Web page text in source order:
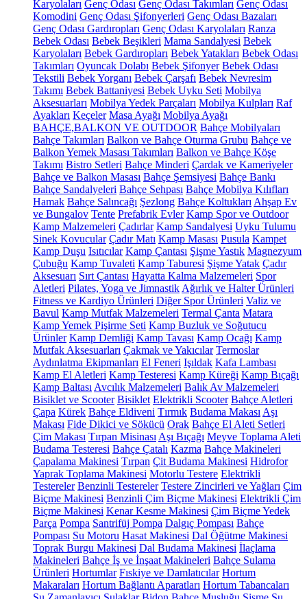
Karyolaları Genç Odası Genç Odası Takımları Genç Odası
Komodini Genç Odası Şifonyerleri Genç Odası Bazaları
Genç Odası Gardıropları Genç Odası Karyolaları Ranza
Bebek Odası Bebek Beşikleri Mama Sandalyesi Bebek
Karyolaları Bebek Gardıropları Bebek Yatakları Bebek Odası
Takımları Oyuncak Dolabı Bebek Şifonyer Bebek Odası
Tekstili Bebek Yorganı Bebek Çarşafı Bebek Nevresim
Takımı Bebek Battaniyesi Bebek Uyku Seti Mobilya
Aksesuarları Mobilya Yedek Parçaları Mobilya Kulpları Raf
Ayakları Keçeler Masa Ayağı Mobilya Ayağı
BAHÇE,BALKON VE OUTDOOR Bahçe Mobilyaları
Bahçe Takımları Balkon ve Bahçe Oturma Grubu Bahçe ve
Balkon Yemek Masası Takımları Balkon ve Bahçe Köşe
Takımı Bistro Setleri Bahçe Minderi Çardak ve Kameriyeler
Bahçe ve Balkon Masası Bahçe Şemsiyesi Bahçe Bankı
Bahçe Sandalyeleri Bahçe Sehpası Bahçe Mobilya Kılıfları
Hamak Bahçe Salıncağı Şezlong Bahçe Koltukları Ahşap Ev
ve Bungalov Tente Prefabrik Evler Kamp Spor ve Outdoor
Kamp Malzemeleri Çadırlar Kamp Sandalyesi Uyku Tulumu
Sinek Kovucular Çadır Matı Kamp Masası Pusula Kampet
Kamp Duşu Isıtıcılar Kamp Çantası Şişme Yastık Magnezyum
Çubuğu Kamp Tuvaleti Kamp Taburesi Şişme Yatak Çadır
Aksesuarı Sırt Çantası Hayatta Kalma Malzemeleri Spor
Aletleri Pilates, Yoga ve Jimnastik Ağırlık ve Halter Ürünleri
Fitness ve Kardiyo Ürünleri Diğer Spor Ürünleri Valiz ve
Bavul Kamp Mutfak Malzemeleri Termal Çanta Matara
Kamp Yemek Pişirme Seti Kamp Buzluk ve Soğutucu
Ürünler Kamp Demliği Kamp Tavası Kamp Ocağı Kamp
Mutfak Aksesuarları Çakmak ve Yakıcılar Termoslar
Aydınlatma Ekipmanları El Feneri Işıldak Kafa Lambası
Kamp El Aletleri Kamp Testeresi Kamp Küreği Kamp Bıçağı
Kamp Baltası Avcılık Malzemeleri Balık Av Malzemeleri
Bisiklet ve Scooter Bisiklet Elektrikli Scooter Bahçe Aletleri
Çapa Kürek Bahçe Eldiveni Tırmık Budama Makası Aşı
Makası Fide Dikici ve Sökücü Orak Bahçe El Aleti Setleri
Çim Makası Tırpan Misinası Aşı Bıçağı Meyve Toplama Aleti
Budama Testeresi Bahçe Çatalı Kazma Bahçe Makineleri
Çapalama Makinesi Tırpan Çit Budama Makinesi Hidrofor
Yaprak Toplama Makinesi Motorlu Testere Elektrikli
Testereler Benzinli Testereler Testere Zincirleri ve Yağları Çim
Biçme Makinesi Benzinli Çim Biçme Makinesi Elektrikli Çim
Biçme Makinesi Kenar Kesme Makinesi Çim Biçme Yedek
Parça Pompa Santrifüj Pompa Dalgıç Pompası Bahçe
Pompası Su Motoru Hasat Makinesi Dal Öğütme Makinesi
Toprak Burgu Makinesi Dal Budama Makinesi İlaçlama
Makineleri Bahçe İş ve İnşaat Makineleri Bahçe Sulama
Ürünleri Hortumlar Fıskiye ve Damlatıcılar Hortum
Makaraları Hortum Bağlantı Aparatları Hortum Tabancaları